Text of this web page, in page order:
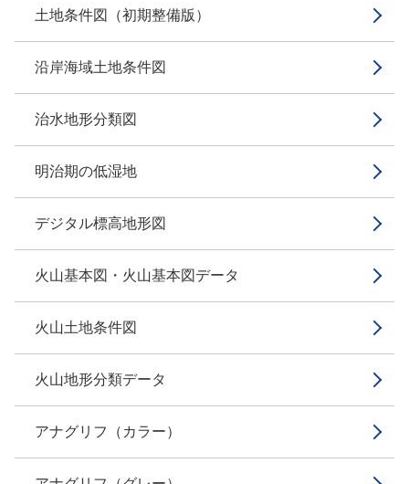
土地条件図（初期整備版）
沿岸海域土地条件図
治水地形分類図
明治期の低湿地
デジタル標高地形図
火山基本図・火山基本図データ
火山土地条件図
火山地形分類データ
アナグリフ（カラー）